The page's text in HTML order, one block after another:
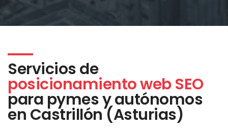
Servicios de
posicionamiento web SEO
para pymes y autónomos
en Castrillón (Asturias)